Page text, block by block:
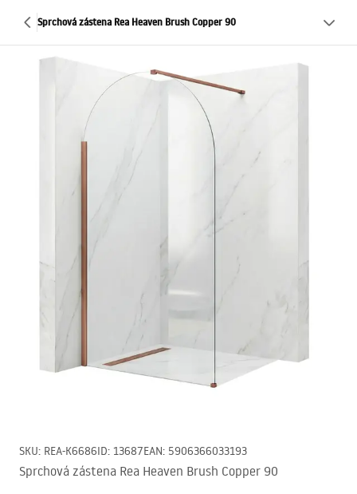
Sprchová zástena Rea Heaven Brush Copper 90
SKU: REA-K6686ID: 13687EAN: 5906366033193
Sprchová zástena Rea Heaven Brush Copper 90